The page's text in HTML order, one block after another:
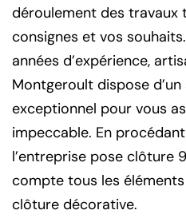
déroulement des travaux
consignes et vos
années d’expérience,
Montgeroult dispose
exceptionnel pour vous
impeccable. En
l’entreprise pose clôture
compte tous les
clôture décorative.